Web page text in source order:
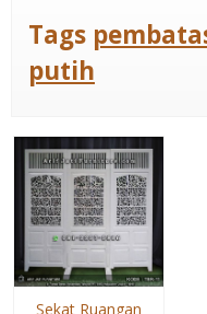
Tags
putih
Sekat Ruangan